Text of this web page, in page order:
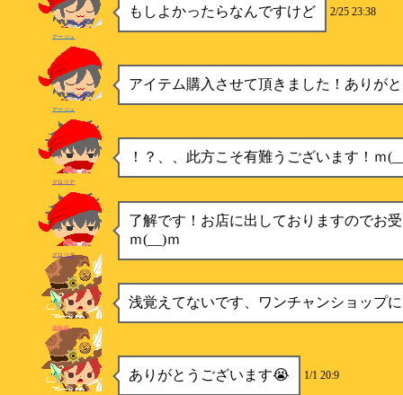
もしよかったらなんですけど 2/25 23:38
アージュ
アイテム購入させて頂きました！ありが
アージュ
！？、、此方こそ有難うございます！ｍ
グロリア
了解です！お店に出しておりますのでお
ｍ(__)ｍ
グロリア
浅覚えてないです、ワンチャンショップ
金魚姫
ありがとうございます😭 1/1 20:9